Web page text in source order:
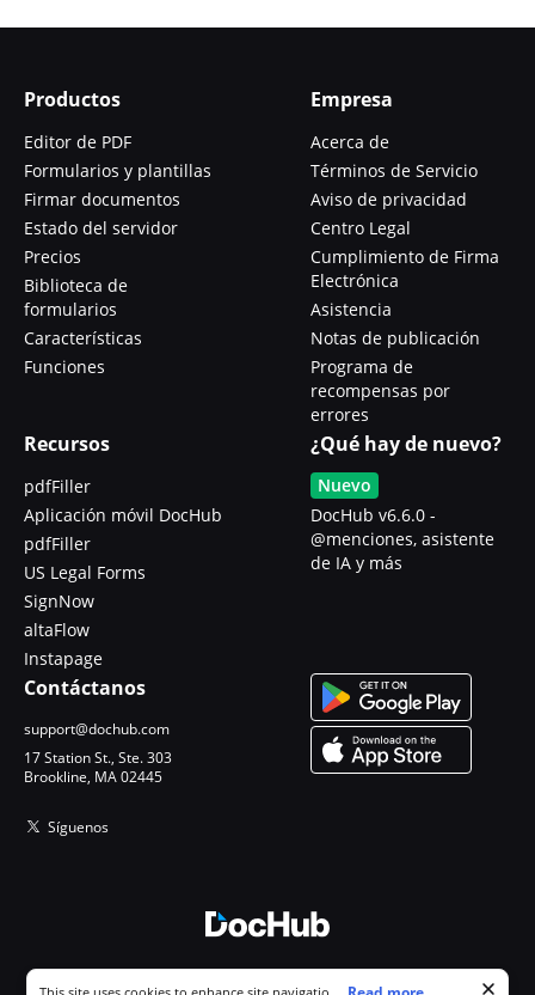
Productos
Editor de PDF
Formularios y plantillas
Firmar documentos
Estado del servidor
Precios
Biblioteca de
formularios
Características
Funciones
Empresa
Acerca de
Términos de Servicio
Aviso de privacidad
Centro Legal
Cumplimiento de Firma
Electrónica
Asistencia
Notas de publicación
Programa de
recompensas por
errores
Recursos
pdfFiller
Aplicación móvil DocHub
pdfFiller
US Legal Forms
SignNow
altaFlow
Instapage
¿Qué hay de nuevo?
Nuevo
DocHub v6.6.0 -
@menciones, asistente
de IA y más
Contáctanos
support@dochub.com
17 Station St., Ste. 303
Brookline, MA 02445
Síguenos
Cookie consent notice